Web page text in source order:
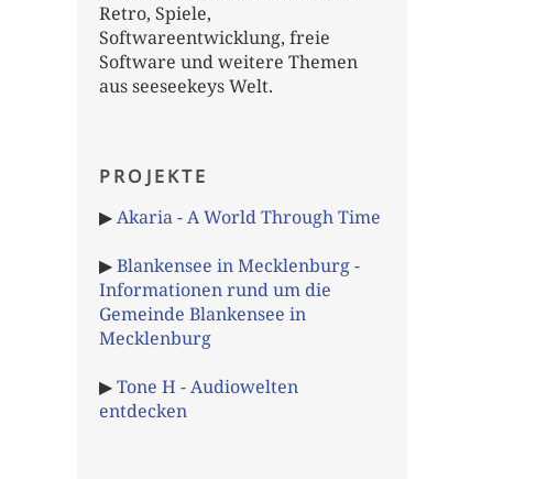
Retro, Spiele,
Softwareentwicklung, freie
Software und weitere Themen
aus seeseekeys Welt.
PROJEKTE
▶Akaria - A World Through Time
▶Blankensee in Mecklenburg -
Informationen rund um die
Gemeinde Blankensee in
Mecklenburg
▶Tone H - Audiowelten
entdecken